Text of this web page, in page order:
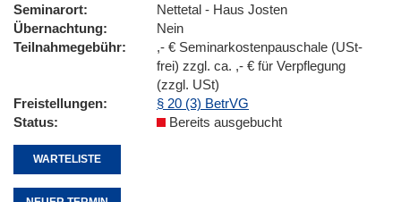
Seminarort
Nettetal - Haus Josten
Übernachtung
Nein
Teilnahmegebühr
,- € Seminarkostenpauschale (USt-
frei) zzgl. ca. ,- € für Verpflegung
(zzgl. USt)
Freistellungen
§ 20 (3) BetrVG
Status
Bereits ausgebucht
WARTELISTE